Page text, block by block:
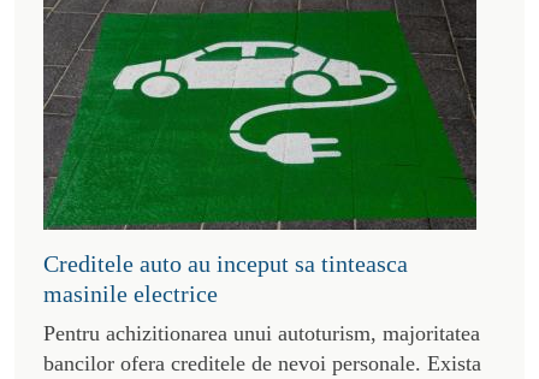
Creditele auto au inceput sa tinteasca
masinile electrice
Pentru achizitionarea unui autoturism, majoritatea
bancilor ofera creditele de nevoi personale. Exista